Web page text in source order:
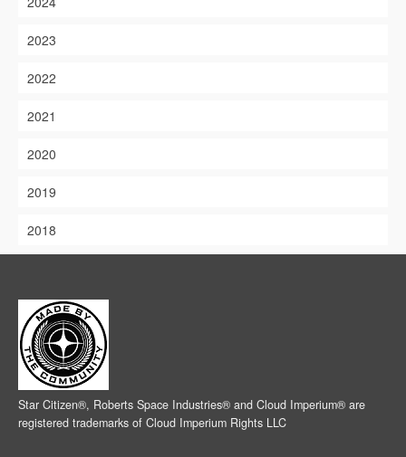
2023
2022
2021
2020
2019
2018
Star Citizen®, Roberts Space Industries® and Cloud Imperium® are
registered trademarks of Cloud Imperium Rights LLC